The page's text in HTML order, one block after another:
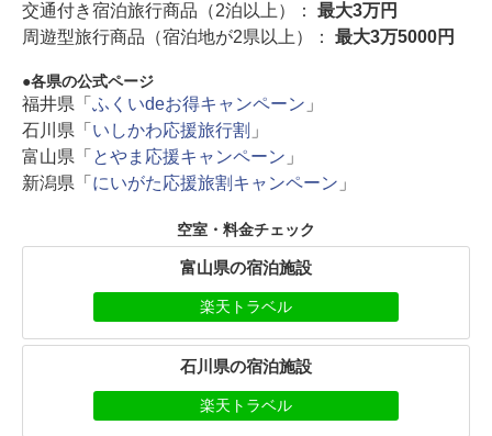
交通付き宿泊旅行商品（2泊以上）：
最大3万円
周遊型旅行商品（宿泊地が2県以上）：
最大3万5000円
各県の公式ページ
福井県「 ふくいdeお得キャンペーン 」
石川県「 いしかわ応援旅行割 」
富山県「 とやま応援キャンペーン 」
新潟県「 にいがた応援旅割キャンペーン 」
空室・料金チェック
富山県の宿泊施設
楽天トラベル
石川県の宿泊施設
楽天トラベル